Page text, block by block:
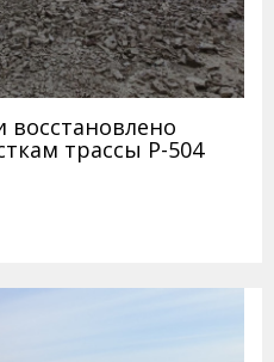
восстановлено
трассы Р-504